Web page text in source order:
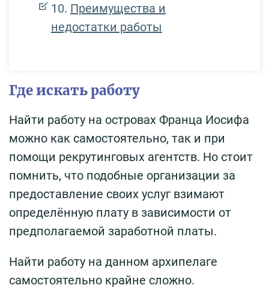
Преимущества и
недостатки работы
Где искать работу
Найти работу на островах Франца Иосифа
можно как самостоятельно, так и при
помощи рекрутинговых агентств. Но стоит
помнить, что подобные организации за
предоставление своих услуг взимают
определённую плату в зависимости от
предполагаемой заработной платы.
Найти работу на данном архипелаге
самостоятельно крайне сложно.